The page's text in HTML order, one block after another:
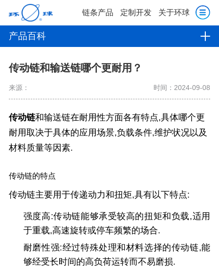
链条产品 定制开发 关于环球
产品百科
传动链和输送链哪个更耐用？
来源： 时间：2024-09-08
传动链和输送链在耐用性方面各有特点,具体哪个更
耐用取决于具体的应用场景,负载条件,维护状况以及
材料质量等因素.
传动链的特点
传动链主要用于传递动力和扭矩,具有以下特点:
强度高:传动链能够承受较高的扭矩和负载,适用
于重载,高速旋转或停车频繁的场合.
耐磨性强:经过特殊处理和材料选择的传动链,能
够经受长时间的高负荷运转而不易磨损.